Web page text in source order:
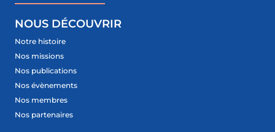
NOUS DÉCOUVRIR
Notre histoire
Nos missions
Nos publications
Nos évènements
Nos membres
Nos partenaires